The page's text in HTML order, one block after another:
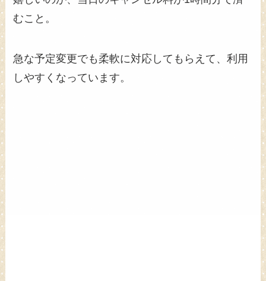
むこと。
急な予定変更でも柔軟に対応してもらえて、利用
しやすくなっています。